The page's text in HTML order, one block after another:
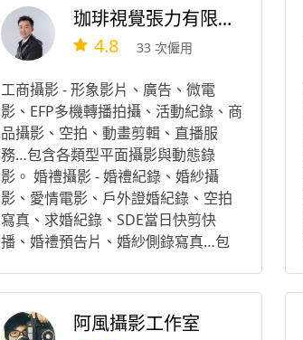
珈琲視覺張力有限公司
4.8 33 次僱用
工商攝影 - 形象影片、廣告、微電
影、EFP多機轉播拍攝、活動紀錄、商
品攝影、空拍、動畫剪輯、直播服
務…包含各類型平面攝影與動態錄
影。 婚禮攝影 - 婚禮紀錄、婚紗攝
影、愛情電影、戶外證婚紀錄、空拍
寫真、求婚紀錄、SDE當日快剪快
播、婚禮預告片、婚紗側錄寫真…包
教學、新祕教學、手工飾品、手作捧
花。
阿風攝影工作室